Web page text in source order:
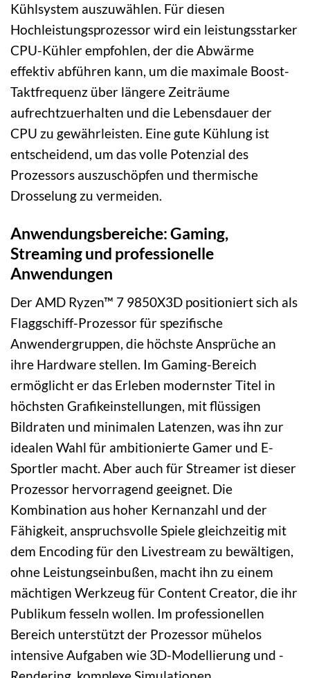
Kühlsystem auszuwählen. Für diesen
Hochleistungsprozessor wird ein leistungsstarker
CPU-Kühler empfohlen, der die Abwärme
effektiv abführen kann, um die maximale Boost-
Taktfrequenz über längere Zeiträume
aufrechtzuerhalten und die Lebensdauer der
CPU zu gewährleisten. Eine gute Kühlung ist
entscheidend, um das volle Potenzial des
Prozessors auszuschöpfen und thermische
Drosselung zu vermeiden.
Anwendungsbereiche: Gaming,
Streaming und professionelle
Anwendungen
Der AMD Ryzen™ 7 9850X3D positioniert sich als
Flaggschiff-Prozessor für spezifische
Anwendergruppen, die höchste Ansprüche an
ihre Hardware stellen. Im Gaming-Bereich
ermöglicht er das Erleben modernster Titel in
höchsten Grafikeinstellungen, mit flüssigen
Bildraten und minimalen Latenzen, was ihn zur
idealen Wahl für ambitionierte Gamer und E-
Sportler macht. Aber auch für Streamer ist dieser
Prozessor hervorragend geeignet. Die
Kombination aus hoher Kernanzahl und der
Fähigkeit, anspruchsvolle Spiele gleichzeitig mit
dem Encoding für den Livestream zu bewältigen,
ohne Leistungseinbußen, macht ihn zu einem
mächtigen Werkzeug für Content Creator, die ihr
Publikum fesseln wollen. Im professionellen
Bereich unterstützt der Prozessor mühelos
intensive Aufgaben wie 3D-Modellierung und -